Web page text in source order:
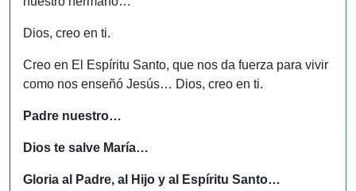
Dios, creo en ti.
Creo en El Espíritu Santo, que nos da fuerza para vivir
como nos enseñó Jesús… Dios, creo en ti.
Padre nuestro…
Dios te salve María…
Gloria al Padre, al Hijo y al Espíritu Santo…